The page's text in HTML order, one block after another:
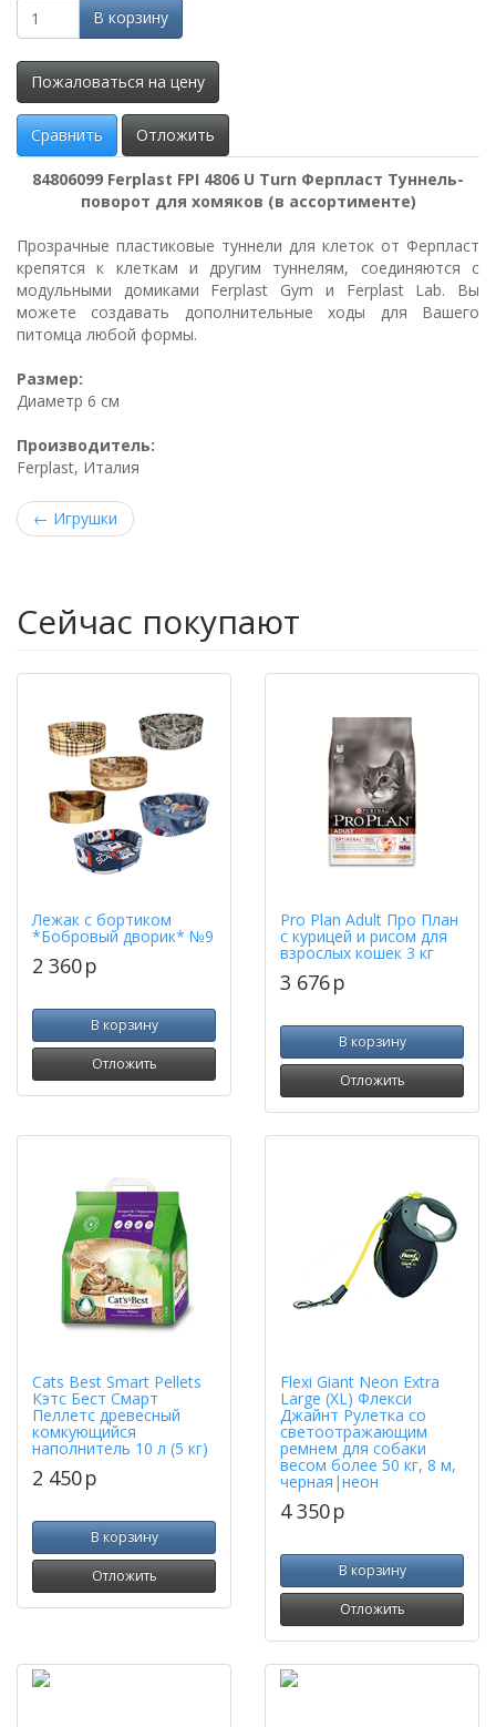
В корзину
Пожаловаться на цену
Сравнить Отложить
84806099 Ferplast FPI 4806 U Turn Ферпласт Туннель-
поворот для хомяков (в ассортименте)
Прозрачные пластиковые туннели для клеток от Ферпласт
крепятся к клеткам и другим туннелям, соединяются с
модульными домиками Ferplast Gym и Ferplast Lab. Вы
можете создавать дополнительные ходы для Вашего
питомца любой формы.
Размер:
Диаметр 6 см
Производитель:
Ferplast, Италия
← Игрушки
Сейчас покупают
Лежак с бортиком
*Бобровый дворик* №9
2 360p
В корзину
Отложить
Pro Plan Adult Про План
с курицей и рисом для
взрослых кошек 3 кг
3 676p
В корзину
Отложить
Cats Best Smart Pellets
Кэтс Бест Смарт
Пеллетс древесный
комкующийся
наполнитель 10 л (5 кг)
2 450p
В корзину
Отложить
Flexi Giant Neon Extra
Large (XL) Флекси
Джайнт Рулетка со
светоотражающим
ремнем для собаки
весом более 50 кг, 8 м,
черная|неон
4 350p
В корзину
Отложить